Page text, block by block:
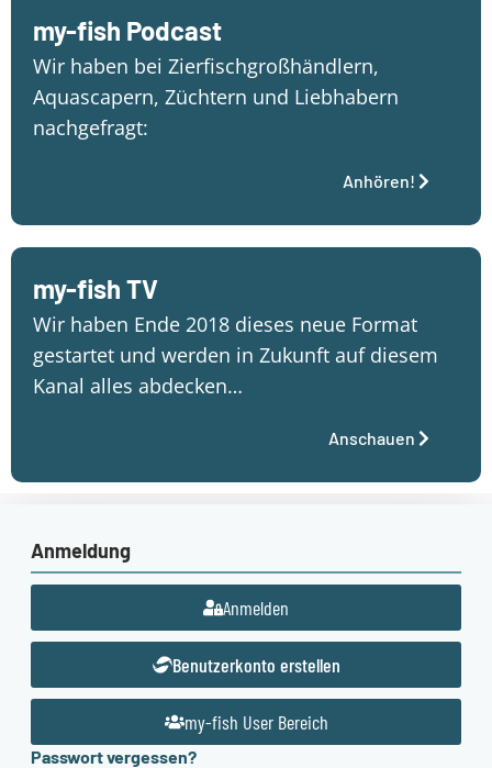
my-fish Podcast
Wir haben bei Zierfischgroßhändlern,
Aquascapern, Züchtern und Liebhabern
nachgefragt:
Anhören!
my-fish TV
Wir haben Ende 2018 dieses neue Format
gestartet und werden in Zukunft auf diesem
Kanal alles abdecken…
Anschauen
Anmeldung
Anmelden
Benutzerkonto erstellen
my-fish User Bereich
Passwort vergessen?